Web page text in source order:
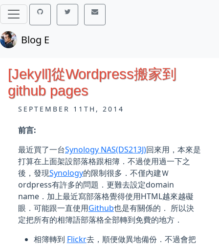
Blog E
[Jekyll]從Wordpress搬家到
github pages
SEPTEMBER 11TH, 2014
前言:
最近買了一台Synology NAS(DS213J)回來用，本來是
打算在上面架設部落格跟相簿．不過使用過一下之
後，發現Synology的限制很多．不僅內建Ｗ
ordpress有許多的問題．更難去設定domain
name．加上最近寫部落格覺得使用HTML越來越礙
眼．可能跟一直使用Github也是有關係的． 所以決
定把所有的相簿語部落格全部轉到免費的地方．
相簿轉到 Flickr去，順便做異地備份．不過會把